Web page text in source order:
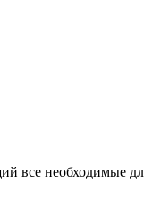
все необходимые